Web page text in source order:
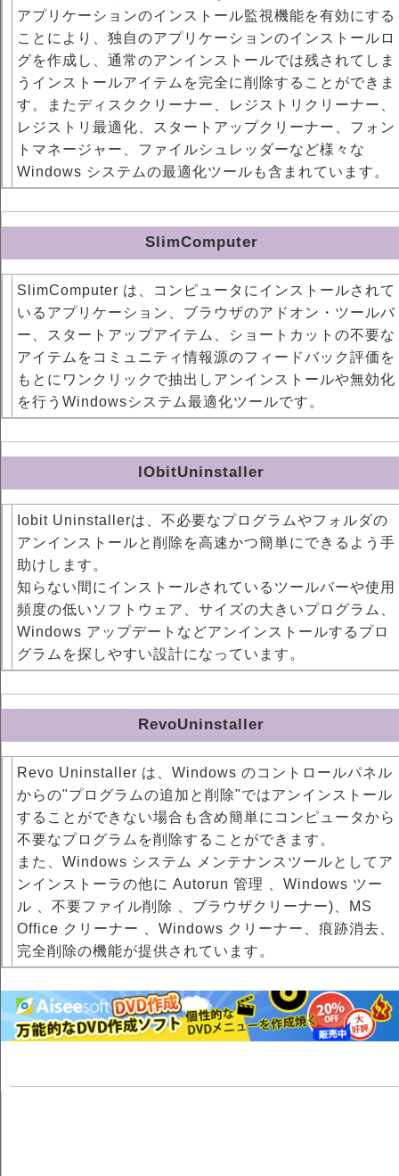
アプリケーションのインストール監視機能を有効にする
ことにより、独自のアプリケーションのインストールロ
グを作成し、通常のアンインストールでは残されてしま
うインストールアイテムを完全に削除することができま
す。またディスククリーナー、レジストリクリーナー、
レジストリ最適化、スタートアップクリーナー、フォン
トマネージャー、ファイルシュレッダーなど様々な
Windows システムの最適化ツールも含まれています。
SlimComputer
SlimComputer は、コンピュータにインストールされて
いるアプリケーション、ブラウザのアドオン・ツールバ
ー、スタートアップアイテム、ショートカットの不要な
アイテムをコミュニティ情報源のフィードバック評価を
もとにワンクリックで抽出しアンインストールや無効化
を行うWindowsシステム最適化ツールです。
IObitUninstaller
Iobit Uninstallerは、不必要なプログラムやフォルダの
アンインストールと削除を高速かつ簡単にできるよう手
助けします。
知らない間にインストールされているツールバーや使用
頻度の低いソフトウェア、サイズの大きいプログラム、
Windows アップデートなどアンインストールするプロ
グラムを探しやすい設計になっています。
RevoUninstaller
Revo Uninstaller は、Windows のコントロールパネル
からの"プログラムの追加と削除"ではアンインストール
することができない場合も含め簡単にコンピュータから
不要なプログラムを削除することができます。
また、Windows システム メンテナンスツールとしてア
ンインストーラの他に Autorun 管理 、Windows ツー
ル 、不要ファイル削除 、ブラウザクリーナー)、MS
Office クリーナー 、Windows クリーナー、痕跡消去、
完全削除の機能が提供されています。